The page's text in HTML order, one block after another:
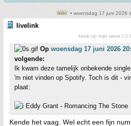
• woensdag 17 juni 2026
livelink
keek op mijn week ( ©
Op woensdag 17 juni 2026
volgende:
Ik kwam deze tamelijk onbekende
'm niet vinden op Spotify. Toch is dit -
plaat:
Eddy Grant - Romancing The Stone
Kende het vaag. Wel echt een fijn